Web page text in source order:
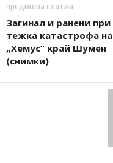
предишна статия
Загинал и ранени при
тежка катастрофа на
„Хемус“ край Шумен
(снимки)